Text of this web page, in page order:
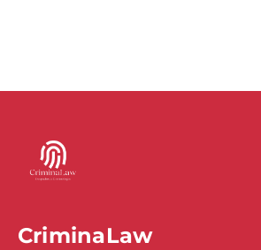
CriminaLaw